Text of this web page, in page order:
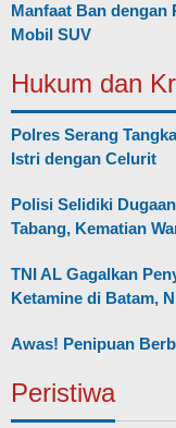
Manfaat Ban
Mobil SUV
Hukum dan
Polres Serang
Istri dengan Celurit
Polisi Selidiki
Tabang, Kematian
TNI AL Gagalkan
Ketamine di Batam,
Awas! Penipuan
Peristiwa